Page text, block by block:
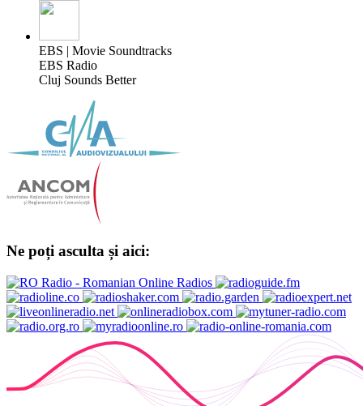
EBS | Movie Soundtracks
EBS Radio
Cluj Sounds Better
Ne poți asculta și aici: